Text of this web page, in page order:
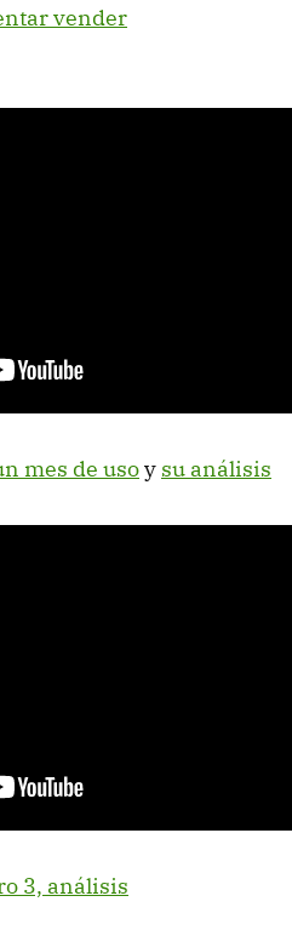
vender
mes de usoy su análisis
3, análisis